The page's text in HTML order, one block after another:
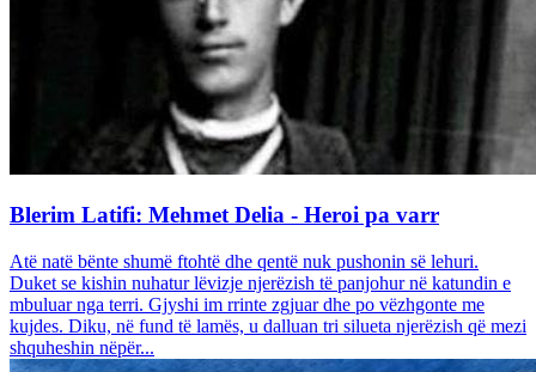
Blerim Latifi: Mehmet Delia - Heroi pa varr
Atë natë bënte shumë ftohtë dhe qentë nuk pushonin së lehuri.
Duket se kishin nuhatur lëvizje njerëzish të panjohur në katundin e
mbuluar nga terri. Gjyshi im rrinte zgjuar dhe po vëzhgonte me
kujdes. Diku, në fund të lamës, u dalluan tri silueta njerëzish që mezi
shquheshin nëpër...